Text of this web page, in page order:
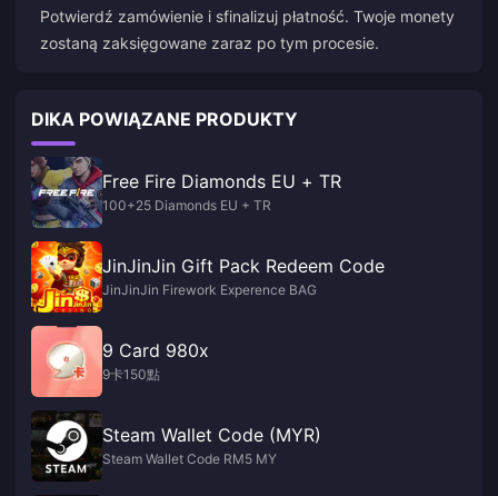
Potwierdź zamówienie i sfinalizuj płatność. Twoje monety
zostaną zaksięgowane zaraz po tym procesie.
DIKA POWIĄZANE PRODUKTY
Free Fire Diamonds EU + TR
100+25 Diamonds EU + TR
JinJinJin Gift Pack Redeem Code
JinJinJin Firework Experence BAG
9 Card 980x
9卡150點
Steam Wallet Code (MYR)
Steam Wallet Code RM5 MY